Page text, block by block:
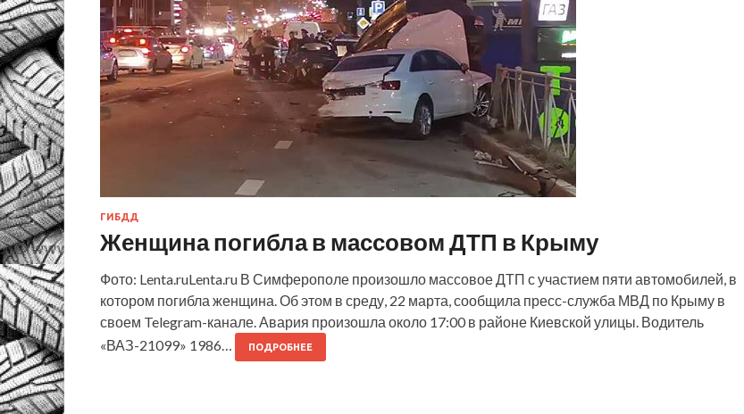
ГИБДД
Женщина погибла в массовом ДТП в Крыму
Фото: Lenta.ruLenta.ru В Симферополе произошло массовое ДТП с участием пяти автомобилей, в
котором погибла женщина. Об этом в среду, 22 марта, сообщила пресс-служба МВД по Крыму в
своем Telegram-канале. Авария произошла около 17:00 в районе Киевской улицы. Водитель
«ВАЗ-21099» 1986…
ПОДРОБНЕЕ